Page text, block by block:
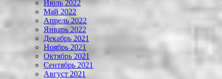
Июль 2022
Май 2022
Апрель 2022
Январь 2022
Декабрь 2021
Ноябрь 2021
Октябрь 2021
Сентябрь 2021
Август 2021